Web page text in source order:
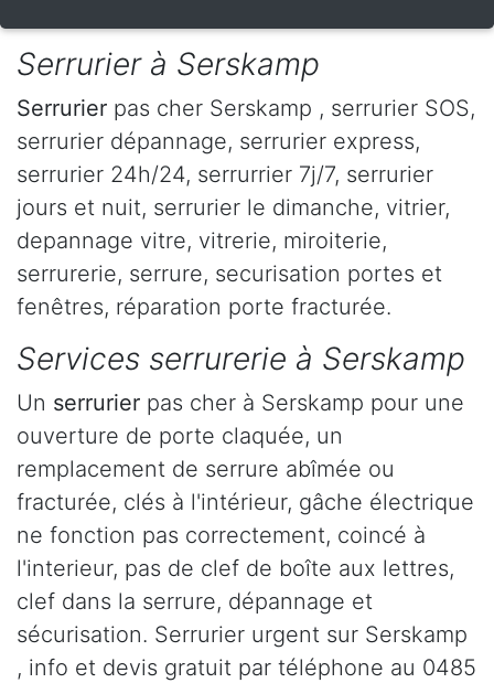
Serrurier à Serskamp
Serrurier pas cher Serskamp , serrurier SOS,
serrurier dépannage, serrurier express,
serrurier 24h/24, serrurrier 7j/7, serrurier
jours et nuit, serrurier le dimanche, vitrier,
depannage vitre, vitrerie, miroiterie,
serrurerie, serrure, securisation portes et
fenêtres, réparation porte fracturée.
Services serrurerie à Serskamp
Un serrurier pas cher à Serskamp pour une
ouverture de porte claquée, un
remplacement de serrure abîmée ou
fracturée, clés à l'intérieur, gâche électrique
ne fonction pas correctement, coincé à
l'interieur, pas de clef de boîte aux lettres,
clef dans la serrure, dépannage et
sécurisation. Serrurier urgent sur Serskamp
, info et devis gratuit par téléphone au 0485